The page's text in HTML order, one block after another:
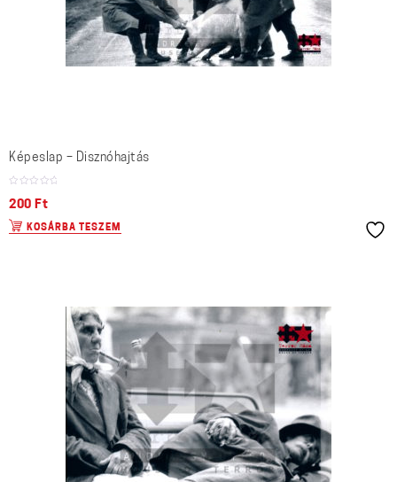
Képeslap – Disznóhajtás
200 Ft
KOSÁRBA TESZEM